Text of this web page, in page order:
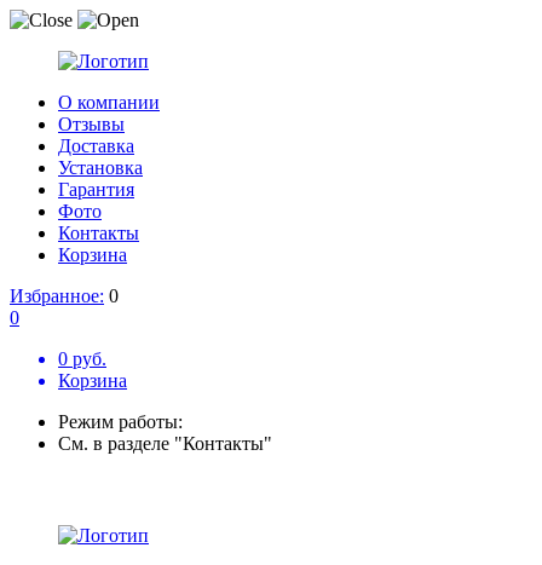
О компании
Отзывы
Доставка
Установка
Гарантия
Фото
Контакты
Корзина
Избранное: 0
0
0 руб.
Корзина
Режим работы:
См. в разделе "Контакты"